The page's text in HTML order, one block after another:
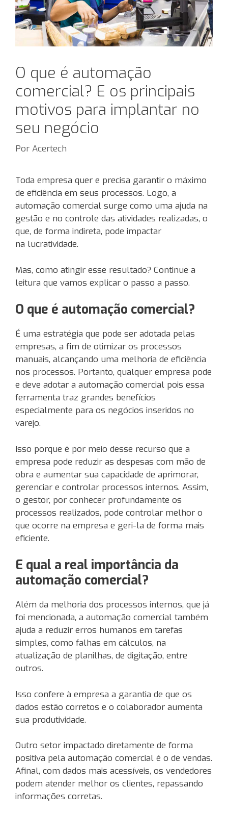
O que é automação
comercial? E os principais
motivos para implantar no
seu negócio
Por Acertech
Toda empresa quer e precisa garantir o máximo
de eficiência em seus processos. Logo, a
automação comercial surge como uma ajuda na
gestão e no controle das atividades realizadas, o
que, de forma indireta, pode impactar
na lucratividade.
Mas, como atingir esse resultado? Continue a
leitura que vamos explicar o passo a passo.
O que é automação comercial?
É uma estratégia que pode ser adotada pelas
empresas, a fim de otimizar os processos
manuais, alcançando uma melhoria de eficiência
nos processos. Portanto, qualquer empresa pode
e deve adotar a automação comercial pois essa
ferramenta traz grandes benefícios
especialmente para os negócios inseridos no
varejo.
Isso porque é por meio desse recurso que a
empresa pode reduzir as despesas com mão de
obra e aumentar sua capacidade de aprimorar,
gerenciar e controlar processos internos. Assim,
o gestor, por conhecer profundamente os
processos realizados, pode controlar melhor o
que ocorre na empresa e geri-la de forma mais
eficiente.
E qual a real importância da
automação comercial?
Além da melhoria dos processos internos, que já
foi mencionada, a automação comercial também
ajuda a reduzir erros humanos em tarefas
simples, como falhas em cálculos, na
atualização de planilhas, de digitação, entre
outros.
Isso confere à empresa a garantia de que os
dados estão corretos e o colaborador aumenta
sua produtividade.
Outro setor impactado diretamente de forma
positiva pela automação comercial é o de vendas.
Afinal, com dados mais acessíveis, os vendedores
podem atender melhor os clientes, repassando
informações corretas.